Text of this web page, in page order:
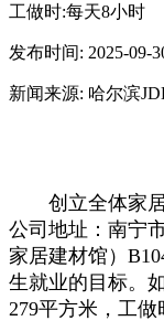
工做时:每天8小时
发布时间: 2025-09-
新闻来源: 哈尔滨
创立全体家居
公司地址：南宁
家居建材馆）
生就业的目标。
279平方米，工